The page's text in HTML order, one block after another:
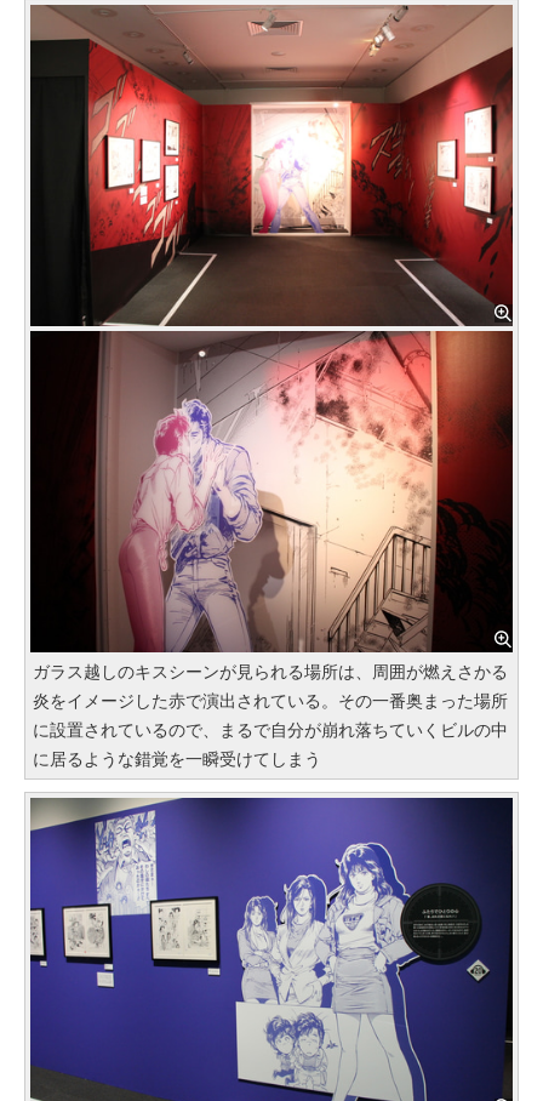
ガラス越しのキスシーンが見られる場所は、周囲が燃えさかる
炎をイメージした赤で演出されている。その一番奥まった場所
に設置されているので、まるで自分が崩れ落ちていくビルの中
に居るような錯覚を一瞬受けてしまう